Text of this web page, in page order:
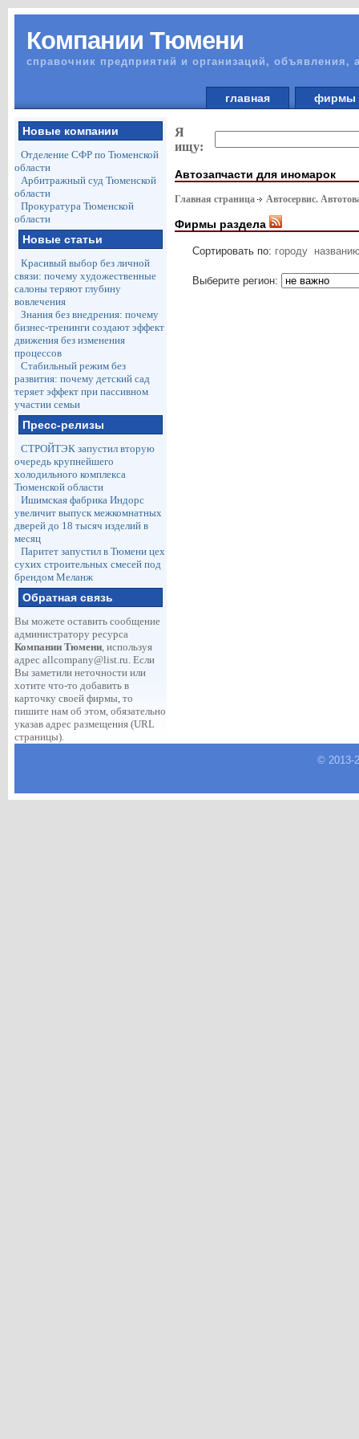
Компании Тюмени
справочник предприятий и организаций, объявления,
главная
Новые компании
Отделение СФР по Тюменской
области
Арбитражный суд Тюменской
области
Прокуратура Тюменской
области
Новые статьи
Красивый выбор без личной
связи: почему художественные
салоны теряют глубину
вовлечения
Знания без внедрения: почему
бизнес-тренинги создают эффект
движения без изменения
процессов
Стабильный режим без
развития: почему детский сад
теряет эффект при пассивном
участии семьи
Пресс-релизы
СТРОЙТЭК запустил вторую
очередь крупнейшего
холодильного комплекса
Тюменской области
Ишимская фабрика Индорс
увеличит выпуск межкомнатных
дверей до 18 тысяч изделий в
месяц
Паритет запустил в Тюмени цех
сухих строительных смесей под
брендом Меланж
Обратная связь
Вы можете оставить сообщение
администратору ресурса
Компании Тюмени, используя
адрес allcompany@list.ru. Если
Вы заметили неточности или
хотите что-то добавить в
карточку своей фирмы, то
пишите нам об этом, обязательно
указав адрес размещения (URL
страницы).
Я
ищу:
Автозапчасти для иномарок
Главная страница Автосервис.
Фирмы раздела
Сортировать по: городу
Выберите регион:
© 2013-